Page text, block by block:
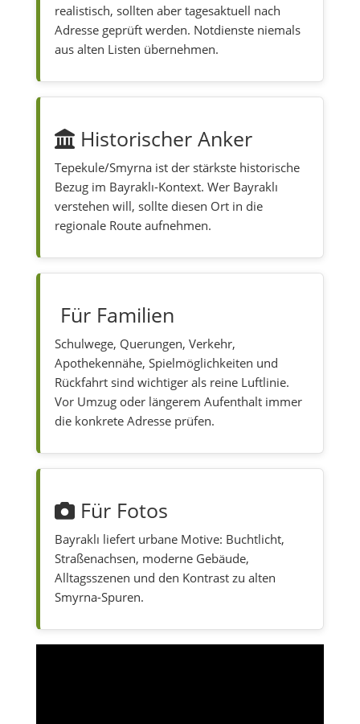
realistisch, sollten aber tagesaktuell nach
Adresse geprüft werden. Notdienste niemals
aus alten Listen übernehmen.
Historischer Anker
Tepekule/Smyrna ist der stärkste historische
Bezug im Bayraklı-Kontext. Wer Bayraklı
verstehen will, sollte diesen Ort in die
regionale Route aufnehmen.
Für Familien
Schulwege, Querungen, Verkehr,
Apothekennähe, Spielmöglichkeiten und
Rückfahrt sind wichtiger als reine Luftlinie.
Vor Umzug oder längerem Aufenthalt immer
die konkrete Adresse prüfen.
Für Fotos
Bayraklı liefert urbane Motive: Buchtlicht,
Straßenachsen, moderne Gebäude,
Alltagsszenen und den Kontrast zu alten
Smyrna-Spuren.